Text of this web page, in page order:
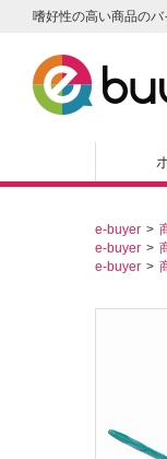
嗜好性の高い商品の
e-buyer
e-buyer
e-buyer